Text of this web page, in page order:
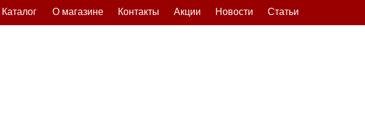
Статьи
Новости
Акции
Контакты
О магазине
Каталог